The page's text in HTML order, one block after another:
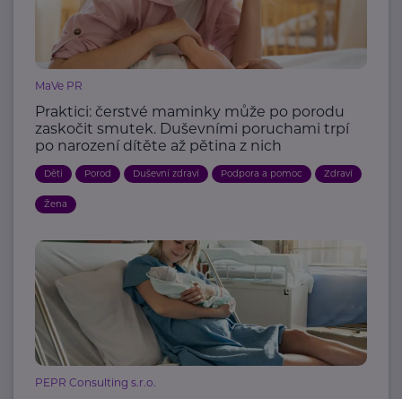
MaVe PR
Praktici: čerstvé maminky může po porodu
zaskočit smutek. Duševními poruchami trpí
po narození dítěte až pětina z nich
Děti Porod Duševní zdraví Podpora a pomoc Zdraví
Žena
PEPR Consulting s.r.o.